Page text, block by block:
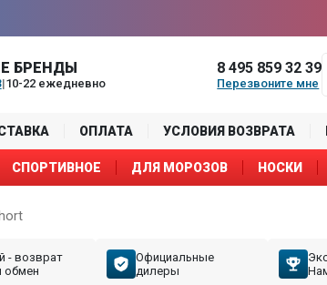
БРЕНДЫ
|10-22 ежедневно
8 495 859 32 39
Перезвоните мне
ОПЛАТА УСЛОВИЯ ВОЗВРАТА
СПОРТИВНОЕ ДЛЯ МОРОЗОВ НОСКИ
- возврат
обмен
Официальные
дилеры